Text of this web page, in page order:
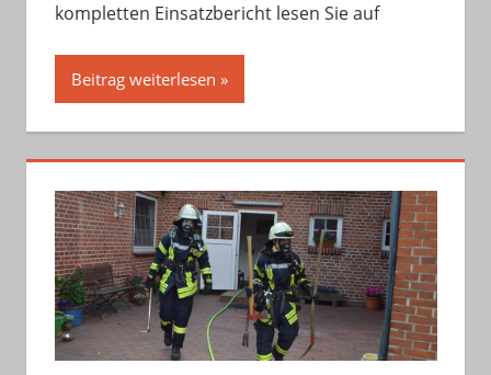
kompletten Einsatzbericht lesen Sie auf
Beitrag weiterlesen